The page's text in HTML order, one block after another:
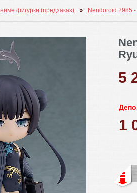
фигурки (предзаказ) Nendoroid 2985
5
1